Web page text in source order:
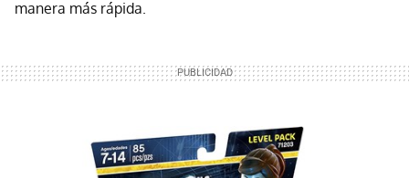
manera más rápida.